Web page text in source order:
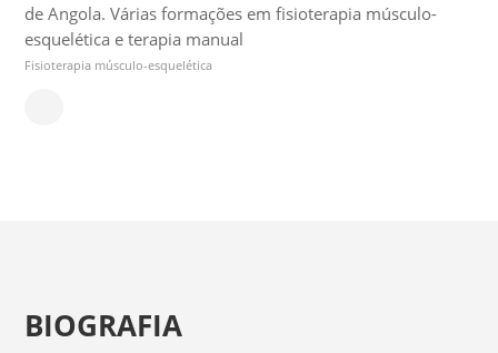
de Angola. Várias formações em fisioterapia músculo-
esquelética e terapia manual
Fisioterapia músculo-esquelética
BIOGRAFIA